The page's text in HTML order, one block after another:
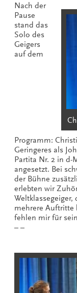
Nach der
Pause
stand das
Solo des
Geigers
auf dem
Programm:
Geringeres als
Partita Nr. 2 in d-
angesetzt. Bei
der Bühne
erlebten wir
mehrere Auftritte
fehlen mir für
– –